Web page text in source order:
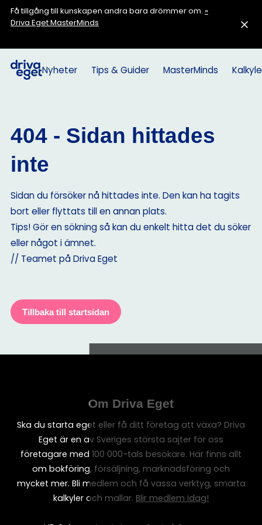
Få tillgång till kunskapen andra bara drömmer om. »
Driva Eget MasterMinds
Nyheter Tips & Guider MasterMinds
404 - Sidan hittades
inte
Sidan du försöker nå hittades inte. Den kan ha tagits
bort eller flyttats till en annan plats.
Tips! Gör en sökning så kan du enkelt hitta det du söker
eller något i ämnet.
// Teamet på Driva Eget
Tillbaka till startsidan
Om Driva Eget
Ska du starta eget eller få ditt företag att växa? Driva
Eget är en av Sveriges största sajter för oss
företagare med 100 000-tals besökare. Här finns allt
om bokföring, försäljning, marknadsföring och
mycket mer. Bli medlem och få vassa verktyg, smarta
kalkyler och mallar. Blir medlem idag!